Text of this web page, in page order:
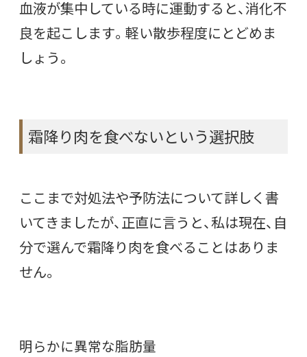
血液が集中している時に運動すると、消化不
良を起こします。軽い散歩程度にとどめま
しょう。
霜降り肉を食べないという選択肢
ここまで対処法や予防法について詳しく書
いてきましたが、正直に言うと、私は現在、自
分で選んで霜降り肉を食べることはありま
せん。
明らかに異常な脂肪量